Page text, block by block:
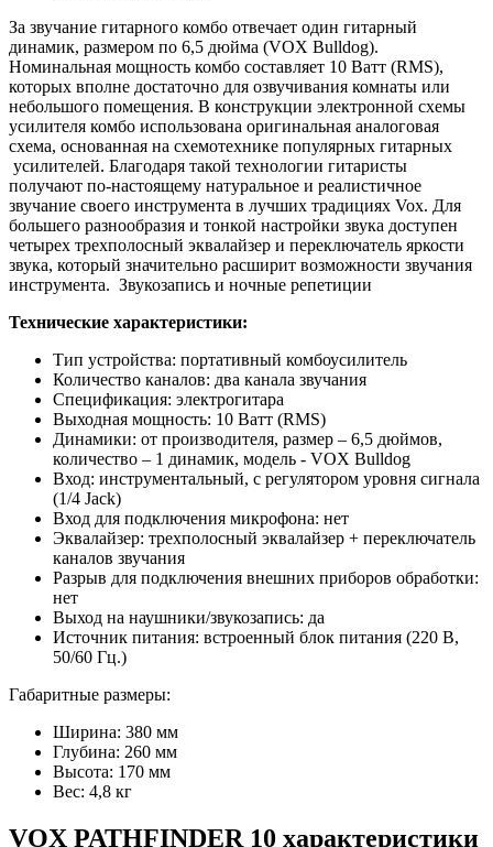
За звучание гитарного комбо отвечает один гитарный
динамик, размером по 6,5 дюйма (VOX Bulldog).
Номинальная мощность комбо составляет 10 Ватт (RMS),
которых вполне достаточно для озвучивания комнаты или
небольшого помещения. В конструкции электронной схемы
усилителя комбо использована оригинальная аналоговая
схема, основанная на схемотехнике популярных гитарных
усилителей. Благодаря такой технологии гитаристы
получают по-настоящему натуральное и реалистичное
звучание своего инструмента в лучших традициях Vox. Для
большего разнообразия и тонкой настройки звука доступен
четырех трехполосный эквалайзер и переключатель яркости
звука, который значительно расширит возможности звучания
инструмента. Звукозапись и ночные репетиции
Технические характеристики:
Тип устройства: портативный комбоусилитель
Количество каналов: два канала звучания
Спецификация: электрогитара
Выходная мощность: 10 Ватт (RMS)
Динамики: от производителя, размер – 6,5 дюймов,
количество – 1 динамик, модель - VOX Bulldog
Вход: инструментальный, с регулятором уровня сигнала
(1/4 Jаck)
Вход для подключения микрофона: нет
Эквалайзер: трехполосный эквалайзер + переключатель
каналов звучания
Разрыв для подключения внешних приборов обработки:
нет
Выход на наушники/звукозапись: да
Источник питания: встроенный блок питания (220 В,
50/60 Гц.)
Габаритные размеры:
Ширина: 380 мм
Глубина: 260 мм
Высота: 170 мм
Вес: 4,8 кг
VOX PATHFINDER 10 характеристики